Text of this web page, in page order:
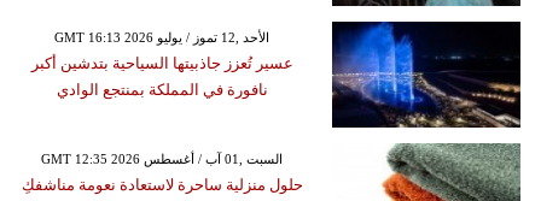
GMT 16:13 2026 الأحد ,12 تموز / يوليو
عسير تُعزز جاذبيتها السياحية بتدشين أكبر
نافورة في المملكة بمنتجع الوادي
GMT 12:35 2026 السبت ,01 آب / أغسطس
حلول منزلية ساحرة لاستعادة نعومة مناشفكِ